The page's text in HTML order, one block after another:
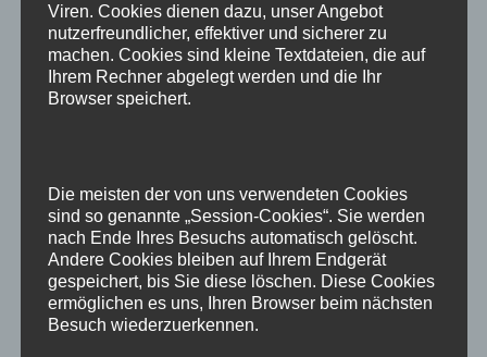
Laut der Matrix im Metalink / MOS ist Oracle
Database 19c für Oracle Linux 9 freigegeben.
Leider klappt die Installation mit dem Base-
Release so gar nicht, es muss während der
zusammen suchen muss, packe ich es jetzt
einfach hier in meine …Weiterlesen
Kategorien
Linux,Oracle
Schlagwörter
Eigentlich,installation ,oracle, update
Viren. Cookies dienen dazu, unser Angebot
nutzerfreundlicher, effektiver und sicherer zu
machen. Cookies sind kleine Textdateien, die auf
Ihrem Rechner abgelegt werden und die Ihr
Browser speichert.
Die meisten der von uns verwendeten Cookies
sind so genannte „Session-Cookies“. Sie werden
nach Ende Ihres Besuchs automatisch gelöscht.
Andere Cookies bleiben auf Ihrem Endgerät
gespeichert, bis Sie diese löschen. Diese Cookies
ermöglichen es uns, Ihren Browser beim nächsten
Besuch wiederzuerkennen.